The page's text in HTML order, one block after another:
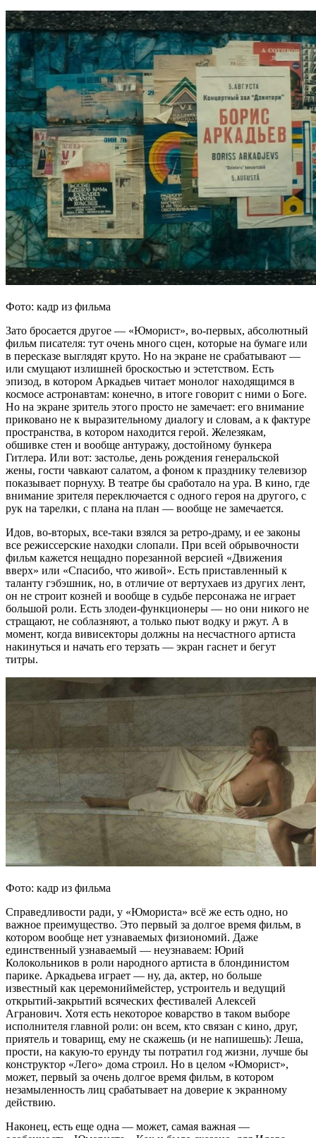
Фото: кадр из фильма
Зато бросается другое — «Юморист», во-первых, абсолютный
фильм писателя: тут очень много сцен, которые на бумаге или
в пересказе выглядят круто. Но на экране не срабатывают —
или смущают излишней броскостью и эстетством. Есть
эпизод, в котором Аркадьев читает монолог находящимся в
космосе астронавтам: конечно, в итоге говорит с ними о Боге.
Но на экране зритель этого просто не замечает: его внимание
приковано не к выразительному диалогу и словам, а к фактуре
пространства, в котором находится герой. Железякам,
обшивке стен и вообще антуражу, достойному бункера
Гитлера. Или вот: застолье, день рождения генеральской
жены, гости чавкают салатом, а фоном к празднику телевизор
показывает порнуху. В театре бы сработало на ура. В кино, где
внимание зрителя переключается с одного героя на другого, с
рук на тарелки, с плана на план — вообще не замечается.
Идов, во-вторых, все-таки взялся за ретро-драму, и ее законы
все режиссерские находки слопали. При всей обрывочности
фильм кажется нещадно порезанной версией «Движения
вверх» или «Спасибо, что живой». Есть приставленный к
таланту гэбэшник, но, в отличие от вертухаев из других лент,
он не строит козней и вообще в судьбе персонажа не играет
большой роли. Есть злодеи-функционеры — но они никого не
стращают, не соблазняют, а только пьют водку и ржут. А в
момент, когда вивисекторы должны на несчастного артиста
накинуться и начать его терзать — экран гаснет и бегут
титры.
Фото: кадр из фильма
Справедливости ради, у «Юмориста» всё же есть одно, но
важное преимущество. Это первый за долгое время фильм, в
котором вообще нет узнаваемых физиономий. Даже
единственный узнаваемый — неузнаваем: Юрий
Колокольников в роли народного артиста в блондинистом
парике. Аркадьева играет — ну, да, актер, но больше
известный как церемониймейстер, устроитель и ведущий
открытий-закрытий всяческих фестивалей Алексей
Агранович. Хотя есть некоторое коварство в таком выборе
исполнителя главной роли: он всем, кто связан с кино, друг,
приятель и товарищ, ему не скажешь (и не напишешь): Леша,
прости, на какую-то ерунду ты потратил год жизни, лучше бы
конструктор «Лего» дома строил. Но в целом «Юморист»,
может, первый за очень долгое время фильм, в котором
незамыленность лиц срабатывает на доверие к экранному
действию.
Наконец, есть еще одна — может, самая важная —